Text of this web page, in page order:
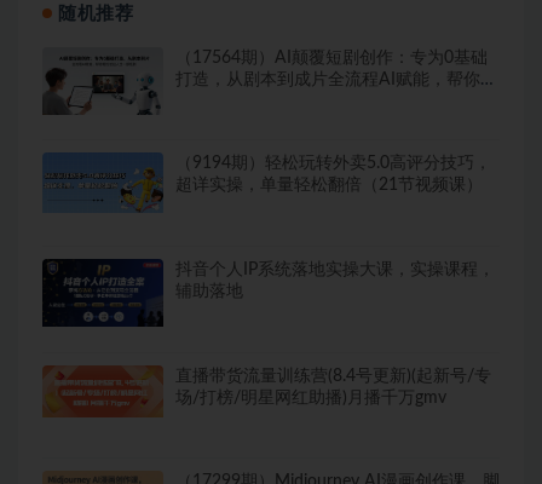
随机推荐
（17564期）AI颠覆短剧创作：专为0基础
打造，从剧本到成片全流程AI赋能，帮你轻
（9194期）轻松玩转外卖5.0高评分技巧，
超详实操，单量轻松翻倍（21节视频课）
抖音个人IP系统落地实操大课，实操课程，
辅助落地
直播带货流量训练营(8.4号更新)(起新号/专
场/打榜/明星网红助播)月播千万gmv